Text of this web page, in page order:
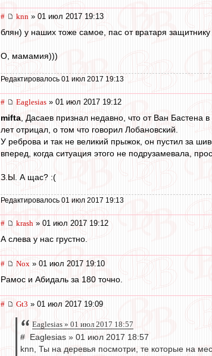
# knn » 01 июл 2017 19:13
блян) у наших тоже самое, пас от вратаря
О, мамамия)))
Редактировалось 01 июл 2017 19:13
# Eaglesias » 01 июл 2017 19:12
mifta , Дасаев признал недавно, что от Ван
лет отрицал, о том что говорил Лобановский.
У реброва и так не великий прыжок, он пустил за
вперед, когда ситуация этого не подрузамевала,
З.Ы. А щас? :(
Редактировалось 01 июл 2017 19:13
# krash » 01 июл 2017 19:12
А слева у нас грустно.
# Nox » 01 июл 2017 19:10
Рамос и Абидаль за 180 точно.
# Gt3 » 01 июл 2017 19:09
Eaglesias » 01 июл 2017 18:57
# Eaglesias » 01 июл 2017 18:57
knn, Ты на деревья посмотри, те которые на